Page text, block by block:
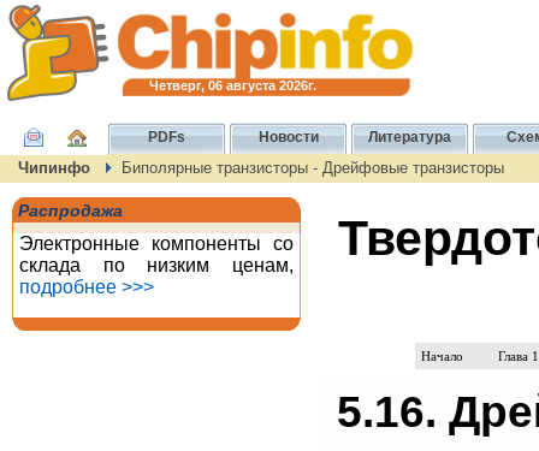
Четверг, 06 августа 2026г.
PDFs Новости Литература
Чипинфо Биполярные транзисторы - Дрейфовые транзисторы
Распродажа
Электронные компоненты со
склада по низким ценам,
подробнее >>>
Начало Глава 1
5.16.